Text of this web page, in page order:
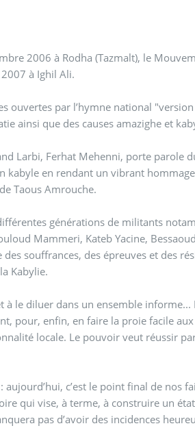
(Tazmalt), le Mouvement pour
14 août 2007 à Ighil Ali.
ouvertes par l’hymne national
ainsi que des causes amazighe et
Larbi, Ferhat Mehenni, porte parole
kabyle en rendant un vibrant
Taous Amrouche.
Mammeri, Kateb Yacine,
de la
Kabylie.
le diluer dans un ensemble informe...
pour, enfin, en faire la proie facile aux
locale. Le pouvoir veut réussir
c’est le point final de nos
qui vise, à terme, à construire un
pas d’avoir des incidences